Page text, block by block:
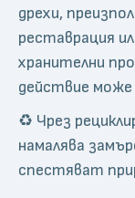
дрехи,
реставрация
хранителни
действие може
♻️ Чрез
намалява
спестяват